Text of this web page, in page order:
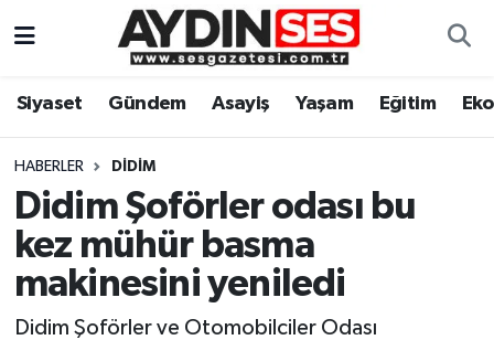
Siyaset Gündem Asayiş Yaşam Eğitim
HABERLER DIDIM
Didim Şoförler odası bu
kez mühür basma
makinesini yeniledi
Didim Şoförler ve Otomobilciler Odası
Gündem
Siyaset
Ekonomi
Aydın Hava Durumu
Aydin Namaz Vakitleri
Aydın Trafik Yoğunluk Haritası
Süper Lig Puan Durumu ve Fikstür